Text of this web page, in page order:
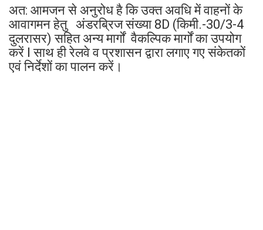
अत: आमजन से अनुरोध है कि उक्त अवधि में वाहनों के
आवागमन हेतु अंडरब्रिज संख्या 8D (किमी.-30/3-4
दुलरासर) सहित अन्य मार्गों वैकल्पिक मार्गों का उपयोग
करें l साथ ही रेलवे व प्रशासन द्वारा लगाए गए संकेतकों
एवं निर्देशों का पालन करें।